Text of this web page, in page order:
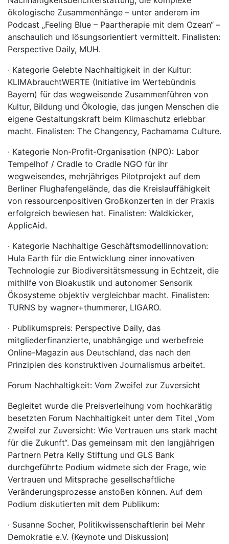
ökologische Zusammenhänge – unter anderem im
Podcast „Feeling Blue – Paartherapie mit dem Ozean“ –
anschaulich und lösungsorientiert vermittelt. Finalisten:
Perspective Daily, MUH.
· Kategorie Gelebte Nachhaltigkeit in der Kultur:
KLIMAbrauchtWERTE (Initiative im Wertebündnis
Bayern) für das wegweisende Zusammenführen von
Kultur, Bildung und Ökologie, das jungen Menschen die
eigene Gestaltungskraft beim Klimaschutz erlebbar
macht. Finalisten: The Changency, Pachamama Culture.
· Kategorie Non-Profit-Organisation (NPO): Labor
Tempelhof / Cradle to Cradle NGO für ihr
wegweisendes, mehrjähriges Pilotprojekt auf dem
Berliner Flughafengelände, das die Kreislauffähigkeit
von ressourcenpositiven Großkonzerten in der Praxis
erfolgreich bewiesen hat. Finalisten: Waldkicker,
ApplicAid.
· Kategorie Nachhaltige Geschäftsmodellinnovation:
Hula Earth für die Entwicklung einer innovativen
Technologie zur Biodiversitätsmessung in Echtzeit, die
mithilfe von Bioakustik und autonomer Sensorik
Ökosysteme objektiv vergleichbar macht. Finalisten:
TURNS by wagner+thummerer, LIGARO.
· Publikumspreis: Perspective Daily, das
mitgliederfinanzierte, unabhängige und werbefreie
Online-Magazin aus Deutschland, das nach den
Prinzipien des konstruktiven Journalismus arbeitet.
Forum Nachhaltigkeit: Vom Zweifel zur Zuversicht
Begleitet wurde die Preisverleihung vom hochkarätig
besetzten Forum Nachhaltigkeit unter dem Titel „Vom
Zweifel zur Zuversicht: Wie Vertrauen uns stark macht
für die Zukunft“. Das gemeinsam mit den langjährigen
Partnern Petra Kelly Stiftung und GLS Bank
durchgeführte Podium widmete sich der Frage, wie
Vertrauen und Mitsprache gesellschaftliche
Veränderungsprozesse anstoßen können. Auf dem
Podium diskutierten mit dem Publikum:
· Susanne Socher, Politikwissenschaftlerin bei Mehr
Demokratie e.V. (Keynote und Diskussion)